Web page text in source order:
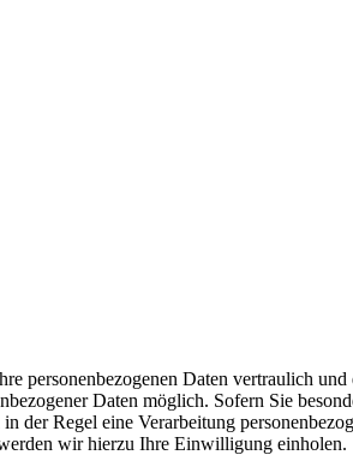
personenbezogenen Daten vertraulich
Daten möglich. Sofern Sie
Regel eine Verarbeitung
wir hierzu Ihre Einwilligung einholen.